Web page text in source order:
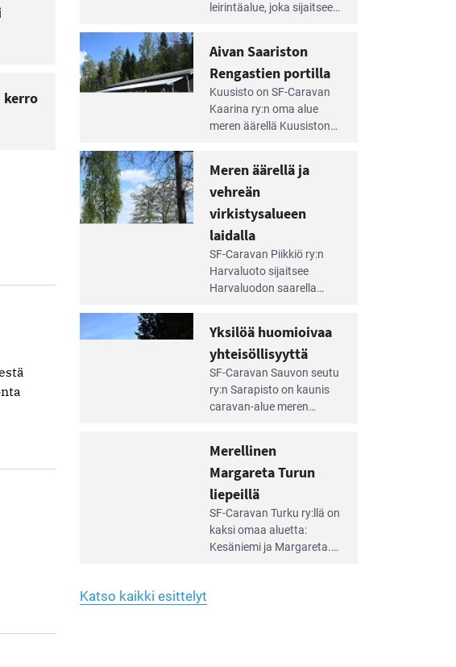
kerro
rannalla
pääsee
irti
arjesta
leirintäalue, joka sijaitsee
ympärillä. – Lampi on
upea ja puhdas, ja se
tarjoaa ympäris­töineen
kauniit maisemat ja
loistavat virkistäytymis­
Lue
Saariston
Rengastien
portilla
Aivan Saariston
Rengastien portilla
Kuusisto on SF-Caravan
Kaarina ry:n oma alue
meren äärellä Kuusiston
lapsiystävällinen,
rauhallinen ja
silmiinpistävän siisti.
ja
virkistysalueen
Meren äärellä ja
vehreän
virkistysalueen
laidalla
SF-Caravan Piikkiö ry:n
Harvaluoto sijait­see
Harvaluodon saarella
käyttöön­sä osan kunnan
viiden hehtaarin
virkistysalueesta.
Yksilöä huomioivaa
yhteisöllisyyttä
SF-Caravan Sauvon seutu
ry:n Sarapisto on kaunis
caravan-alue meren
on 130 sähköllä
varustettua caravan-paik­
kaa sekä kymmenen
paikkaa ilman sähköä.
liepeillä
Merellinen
Margareta Turun
liepeillä
SF-Caravan Turku ry:llä on
kaksi omaa aluet­ta:
Kesäniemi ja Margareta.
Katso kaikki esittelyt